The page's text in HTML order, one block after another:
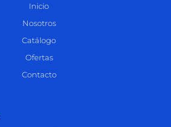
Inicio
Nosotros
Catálogo
Ofertas
Contacto